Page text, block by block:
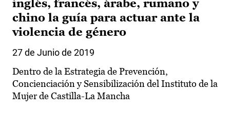
inglés, francés, árabe, rumano y
chino la guía para actuar ante la
violencia de género
27 de Junio de 2019
Dentro de la Estrategia de Prevención,
Concienciación y Sensibilización del Instituto de la
Mujer de Castilla-La Mancha